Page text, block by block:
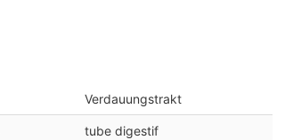
Verdauungstrakt
tube digestif